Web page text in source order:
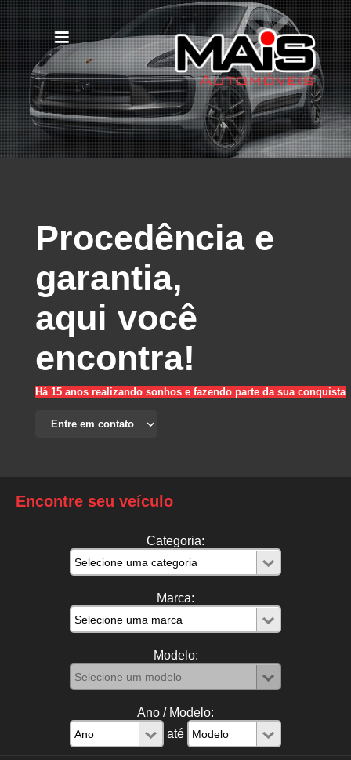
Procedência e
garantia,
aqui você
encontra!
Há 15 anos realizando sonhos e fazendo parte da sua conquista
Encontre seu veículo
Categoria:
Marca:
Modelo:
Ano / Modelo:
até